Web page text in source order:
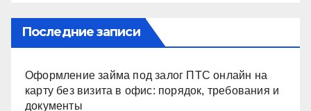
ki
Последние записи
Оформление займа под залог ПТС онлайн на
карту без визита в офис: порядок, требования и
документы